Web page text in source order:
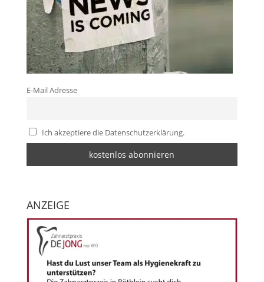
E-Mail Adresse
Ich akzeptiere die Datenschutzerklärung.
ANZEIGE